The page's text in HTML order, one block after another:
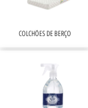
COLCHÕES DE BERÇO